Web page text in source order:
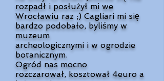
rozpadł i posłużył mi we
Wrocławiu raz ;) Cagliari mi się
bardzo podobało, byliśmy w
muzeum
archeologicznymi i w ogrodzie
botanicznym.
Ogród nas mocno
rozczarował, kosztował 4euro a